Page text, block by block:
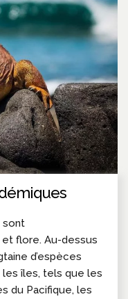
sont
flore. Au-dessus
d’espèces
les îles, tels que les
du Pacifique, les